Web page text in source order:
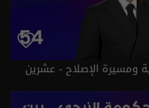
ومسيرة الإصلاح - عشرين